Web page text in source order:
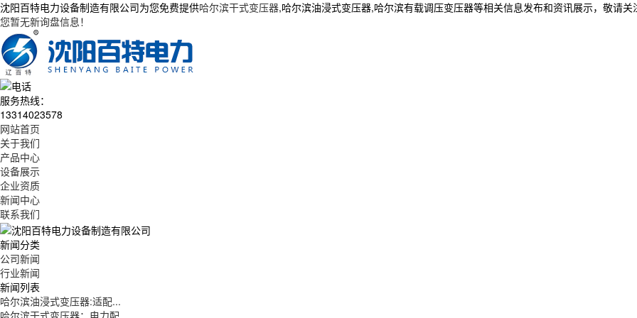
沈阳百特电力设备制造有限公司为您免费提供哈尔滨干式变压器,哈尔滨油浸式变压器,哈尔滨有载调压变压器等相关信息发布和资讯展示，敬请关
您暂无新询盘信息！
服务热线：
13314023578
网站首页
关于我们
产品中心
设备展示
企业资质
新闻中心
联系我们
新闻分类
公司新闻
行业新闻
新闻列表
哈尔滨油浸式变压器:适配...
哈尔滨干式变压器：电力配...